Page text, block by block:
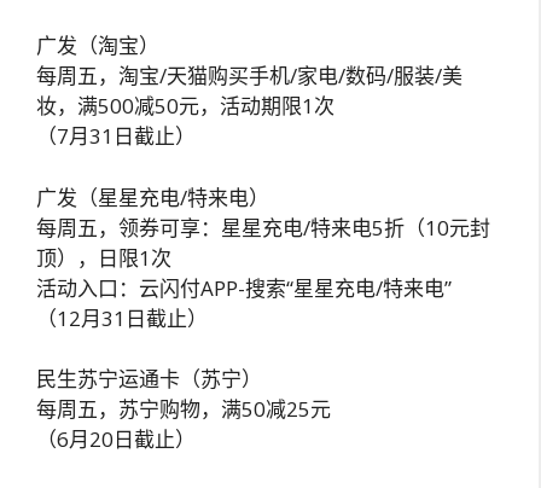
广发（淘宝）
每周五，淘宝/天猫购买手机/家电/数码/服装/美
妆，满500减50元，活动期限1次
（7月31日截止）
广发（星星充电/特来电）
每周五，领券可享：星星充电/特来电5折（10元封
顶），日限1次
活动入口：云闪付APP-搜索“星星充电/特来电”
（12月31日截止）
民生苏宁运通卡（苏宁）
每周五，苏宁购物，满50减25元
（6月20日截止）